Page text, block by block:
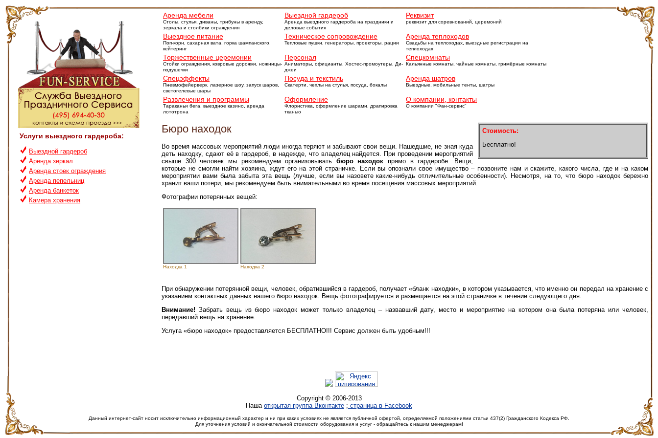
Услуги выездного гардероба:
Выездной гардероб
Аренда зеркал
Аренда стоек ограждения
Аренда пепельниц
Аренда банкеток
Камера хранения
Аренда мебели
Столы, стулья, диваны, трибуны в аренду,
зеркала и столбики ограждения
Выездной гардероб
Аренда выездного гардероба на праздники и
деловые события
Реквизит
реквизит для соревнований, церемоний
Выездное питание
Поп-корн, сахарная вата, горка шампанского,
кейтеринг
Техническое сопровождение
Тепловые пушки, генераторы, проекторы, рации
Аренда теплоходов
Свадьбы на теплоходах, выездные регистрации на
теплоходах
Торжественные церемонии
Стойки ограждения, ковровые дорожки, ножницы-
подушечки
Персонал
Аниматоры, официанты, Хостес-промоутеры, Ди-
джеи
Спецкомнаты
Кальянные комнаты, чайные комнаты, гримёрные комнаты
Спецэффекты
Пневмофейерверк, лазерное шоу, запуск шаров,
светогелевые шары
Посуда и текстиль
Скатерти, чехлы на стулья, посуда, бокалы
Аренда шатров
Выездные, мобильные тенты, шатры
Развлечения и программы
Тараканьи бега, выездное казино, аренда
лототрона
Оформление
Флористика, оформление шарами, драпировка
тканью
О компании, контакты
О компании "Фан-сервис"
Стоимость:
Бесплатно!
Бюро находок
Во время массовых мероприятий люди иногда теряют и забывают свои вещи. Нашедшие, не зная куда
деть находку, сдают её в гардероб, в надежде, что владелец найдется. При проведении мероприятий
свыше 300 человек мы рекомендуем организовывать бюро находок прямо в гардеробе. Вещи,
которые не смогли найти хозяина, ждут его на этой страничке. Если вы опознали свое имущество – позвоните нам и скажите, какого числа, где и на каком
мероприятии вами была забыта эта вещь (лучше, если вы назовете какие-нибудь отличительные особенности). Несмотря, на то, что бюро находок бережно
хранит ваши потери, мы рекомендуем быть внимательными во время посещения массовых мероприятий.
Фотографии потерянных вещей:
Находка 1 Находка 2
При обнаружении потерянной вещи, человек, обратившийся в гардероб, получает «бланк находки», в котором указывается, что именно он передал на хранение с
указанием контактных данных нашего бюро находок. Вещь фотографируется и размещается на этой страничке в течение следующего дня.
Внимание! Забрать вещь из бюро находок может только владелец – назвавший дату, место и мероприятие на котором она была потеряна или человек,
передавший вещь на хранение.
Услуга «бюро находок» предоставляется БЕСПЛАТНО!!! Сервис должен быть удобным!!!
Copyright © 2006-2013
Наша открытая группа Вконтакте ; cтраница в Facebook
Данный интернет-сайт носит исключительно информационный характер и ни при каких условиях не является публичной офертой, определяемой положениями статьи 437(2) Гражданского Кодекса РФ.
Для уточнения условий и окончательной стоимости оборудования и услуг - обращайтесь к нашим менеджерам!